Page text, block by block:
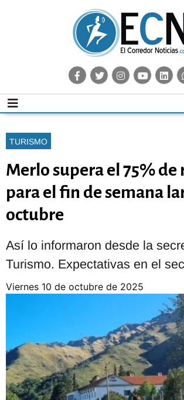
TURISMO
Merlo supera el 75% de
para el fin de semana
octubre
Así lo informaron desde la
Turismo. Expectativas en el
viernes 10 de octubre de 2025